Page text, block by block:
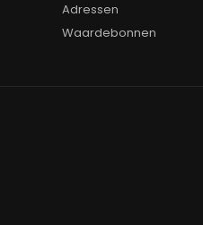
Adressen
Waardebonnen